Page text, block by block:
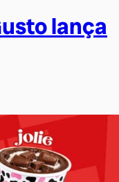
lança